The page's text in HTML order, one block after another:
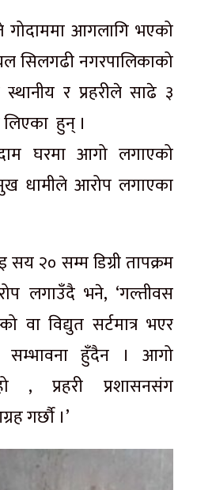
गोदाममा आगलागि भएको
सिलगढी नगरपालिकाको
र प्रहरीले साढे ३
लिएका हुन् ।
घरमा आगो लगाएको
धामीले आरोप लगाएका
सय २० सम्म डिग्री तापक्रम
लगाउँदै भने, ‘गल्तीवस
वा विद्युत सर्टमात्र भएर
सम्भावना हुँदैन । आगो
प्रहरी प्रशासनसंग
गर्छौ ।’